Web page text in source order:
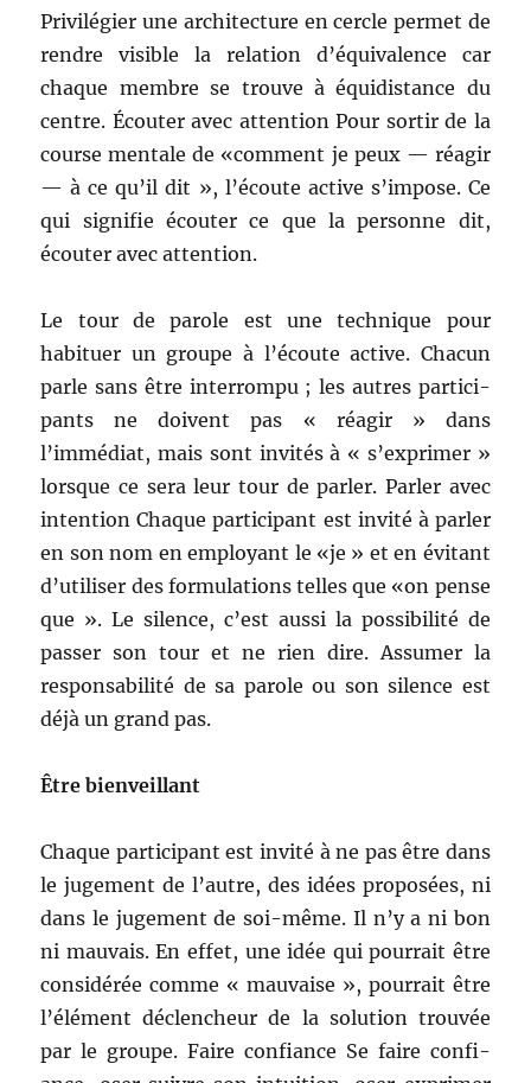
Priv­ilégi­er une archi­tec­ture en cer­cle per­met de
ren­dre vis­i­ble la rela­tion d’équivalence car
chaque mem­bre se trou­ve à équidis­tance du
cen­tre. Écouter avec atten­tion Pour sor­tir de la
course men­tale de «com­ment je peux — réa­gir
— à ce qu’il dit », l’écoute active s’impose. Ce
qui sig­ni­fie écouter ce que la per­son­ne dit,
écouter avec attention.
Le tour de parole est une tech­nique pour
habituer un groupe à l’écoute active. Cha­cun
par­le sans être inter­rompu ; les autres par­tic­i­
pants ne doivent pas « réa­gir » dans
l’immédiat, mais sont invités à « s’exprimer »
lorsque ce sera leur tour de par­ler. Par­ler avec
inten­tion Chaque par­tic­i­pant est invité à par­ler
en son nom en employ­ant le «je » et en évi­tant
d’utiliser des for­mu­la­tions telles que «on pense
que ». Le silence, c’est aus­si la pos­si­bil­ité de
pass­er son tour et ne rien dire. Assumer la
respon­s­abil­ité de sa parole ou son silence est
déjà un grand pas.
Être bien­veil­lant
Chaque par­tic­i­pant est invité à ne pas être dans
le juge­ment de l’autre, des idées pro­posées, ni
dans le juge­ment de soi-même. Il n’y a ni bon
ni mau­vais. En effet, une idée qui pour­rait être
con­sid­érée comme « mau­vaise », pour­rait être
l’élément déclencheur de la solu­tion trou­vée
par le groupe. Faire con­fi­ance Se faire con­fi­